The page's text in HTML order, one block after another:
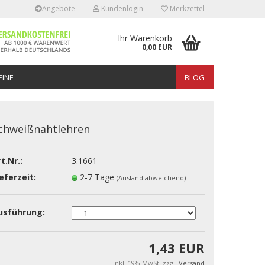
Angebote Kundenlogin
erstellen
Merkzettel
Ihr Warenkorb
0,00 EUR
BLOG
3.1661
2-7 Tage (Ausland abweichend)
1,43 EUR
inkl. 19% MwSt. zzgl. Versand